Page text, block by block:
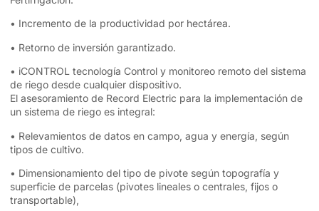
• Incremento de la productividad por hectárea.
• Retorno de inversión garantizado.
• iCONTROL tecnología Control y monitoreo remoto del sistema
de riego desde cualquier dispositivo.
El asesoramiento de Record Electric para la implementación de
un sistema de riego es integral:
• Relevamientos de datos en campo, agua y energía, según
tipos de cultivo.
• Dimensionamiento del tipo de pivote según topografía y
superficie de parcelas (pivotes lineales o centrales, fijos o
transportable),